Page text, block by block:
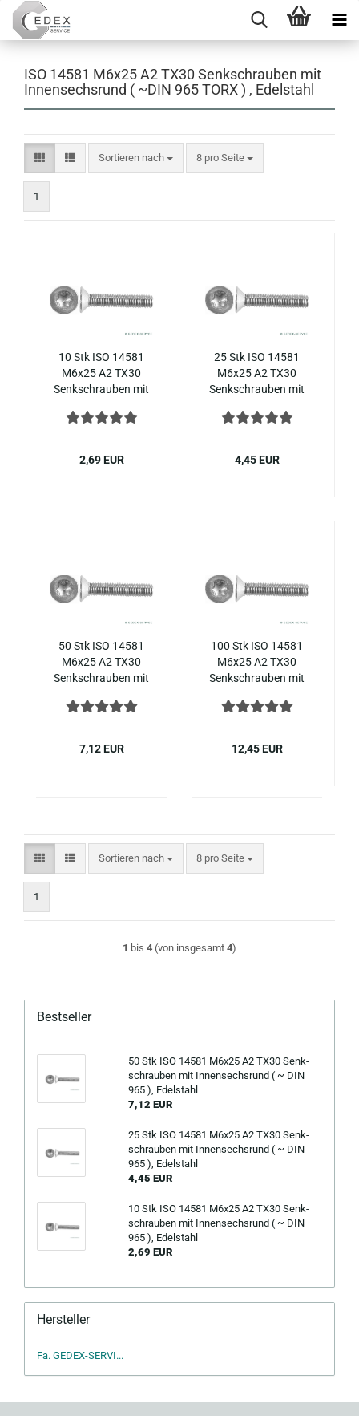
ISO 14581 M6x25 A2 TX30 Senkschrauben mit
Innensechsrund ( ~DIN 965 TORX ) , Edelstahl
Sortieren nach
Sortieren nach 8 pro Seite
pro Seite
1
10 Stk ISO 14581
M6x25 A2 TX30
Senk­schrau­ben mit
DIN 965 ), Edel­stahl
2,69 EUR
25 Stk ISO 14581
M6x25 A2 TX30
Senk­schrau­ben mit
DIN 965 ), Edel­stahl
4,45 EUR
50 Stk ISO 14581
M6x25 A2 TX30
Senk­schrau­ben mit
DIN 965 ), Edel­stahl
7,12 EUR
100 Stk ISO 14581
M6x25 A2 TX30
Senk­schrau­ben mit
DIN 965 ), Edel­stahl
12,45 EUR
Sortieren nach
Sortieren nach 8 pro Seite
pro Seite
1
1 bis 4 (von insgesamt 4)
Bestseller
50 Stk ISO 14581 M6x25 A2 TX30 Senk­
schrau­ben mit In­nen­sechs­rund ( ~ DIN
965 ), Edel­stahl
7,12 EUR
25 Stk ISO 14581 M6x25 A2 TX30 Senk­
schrau­ben mit In­nen­sechs­rund ( ~ DIN
965 ), Edel­stahl
4,45 EUR
10 Stk ISO 14581 M6x25 A2 TX30 Senk­
schrau­ben mit In­nen­sechs­rund ( ~ DIN
965 ), Edel­stahl
2,69 EUR
Hersteller
Fa. GEDEX-SERVI...